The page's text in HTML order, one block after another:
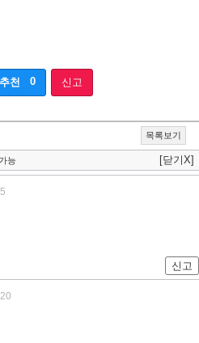
추천 0 신고
목록보기
능 [닫기X]
신고